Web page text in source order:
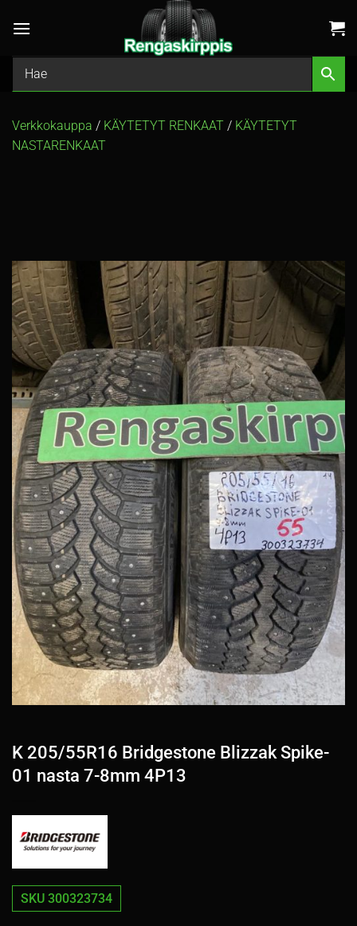
Verkkokauppa / KÄYTETYT RENKAAT / KÄYTETYT
NASTARENKAAT
K 205/55R16 Bridgestone Blizzak Spike-
01 nasta 7-8mm 4P13
SKU 300323734